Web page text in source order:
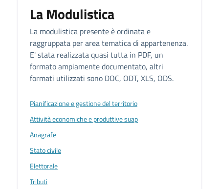
La Modulistica
La modulistica presente è ordinata e
raggruppata per area tematica di appartenenza.
E' stata realizzata quasi tutta in PDF, un
formato ampiamente documentato, altri
formati utilizzati sono DOC, ODT, XLS, ODS.
Pianificazione e gestione del territorio
Attività economiche e produttive suap
Anagrafe
Stato civile
Elettorale
Tributi